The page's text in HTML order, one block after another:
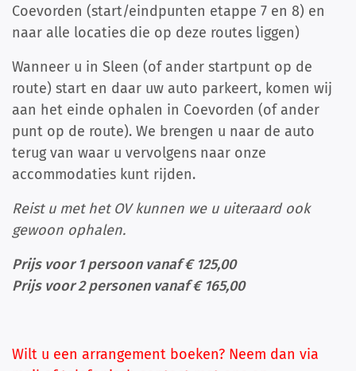
Coevorden (start/eindpunten etappe 7 en 8) en
naar alle locaties die op deze routes liggen)
Wanneer u in Sleen (of ander startpunt op de
route) start en daar uw auto parkeert, komen wij
aan het einde ophalen in Coevorden (of ander
punt op de route). We brengen u naar de auto
terug van waar u vervolgens naar onze
accommodaties kunt rijden.
Reist u met het OV kunnen we u uiteraard ook
gewoon ophalen.
Prijs voor 1 persoon vanaf € 125,00
Prijs voor 2 personen vanaf € 165,00
Wilt u een arrangement boeken? Neem dan via